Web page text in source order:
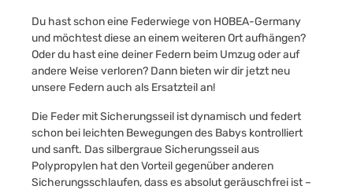
Du hast schon eine Federwiege von HOBEA-Germany
und möchtest diese an einem weiteren Ort aufhängen?
Oder du hast eine deiner Federn beim Umzug oder auf
andere Weise verloren? Dann bieten wir dir jetzt neu
unsere Federn auch als Ersatzteil an!
Die Feder mit Sicherungsseil ist dynamisch und federt
schon bei leichten Bewegungen des Babys kontrolliert
und sanft. Das silbergraue Sicherungsseil aus
Polypropylen hat den Vorteil gegenüber anderen
Sicherungsschlaufen, dass es absolut geräuschfrei ist –